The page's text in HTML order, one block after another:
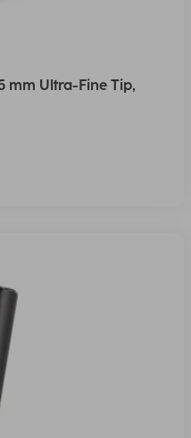
mm Ultra-Fine Tip,